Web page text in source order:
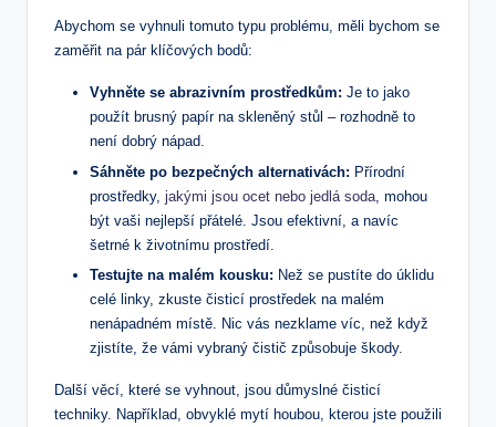
Abychom se vyhnuli tomuto typu problému, měli bychom se
zaměřit na pár klíčových bodů:
Vyhněte se abrazivním prostředkům: Je to jako
použít brusný papír na skleněný stůl – rozhodně to
není dobrý nápad.
Sáhněte po bezpečných alternativách: Přírodní
prostředky, jakými jsou ocet nebo jedlá soda , mohou
být vaši nejlepší přátelé. Jsou efektivní, a navíc
šetrné k životnímu prostředí.
Testujte na malém kousku: Než se pustíte do úklidu
celé linky, zkuste čisticí prostředek na malém
nenápadném místě. Nic vás nezklame víc, než když
zjistíte, že vámi vybraný čistič způsobuje škody.
Další věcí, které se vyhnout, jsou důmyslné čisticí
techniky. Například, obvyklé mytí houbou, kterou jste použili